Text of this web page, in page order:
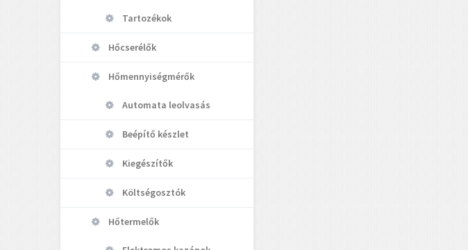
Tartozékok
Hőcserélők
Hőmennyiségmérők
Automata leolvasás
Beépítő készlet
Kiegészítők
Költségosztók
Hőtermelők